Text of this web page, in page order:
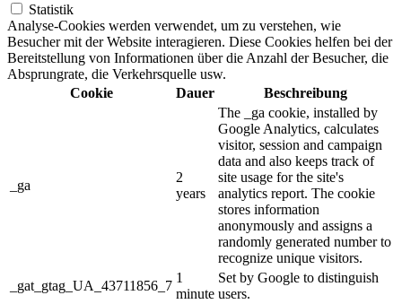
Statistik
Analyse-Cookies werden verwendet, um zu verstehen, wie
Besucher mit der Website interagieren. Diese Cookies helfen bei der
Bereitstellung von Informationen über die Anzahl der Besucher, die
Absprungrate, die Verkehrsquelle usw.
Cookie
Dauer Beschreibung
_ga
2
years
The _ga cookie, installed by
Google Analytics, calculates
visitor, session and campaign
data and also keeps track of
site usage for the site's
analytics report. The cookie
stores information
anonymously and assigns a
randomly generated number to
recognize unique visitors.
_gat_gtag_UA_43711856_7
1
minute
Set by Google to distinguish
users.